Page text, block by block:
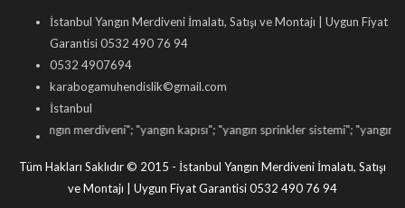
İstanbul Yangın Merdiveni İmalatı, Satışı ve Montajı | Uygun Fiyat
Garantisi 0532 490 76 94
0532 4907694
karabogamuhendislik©gmail.com
İstanbul
yangın merdiveni"; "yangın kapısı"; "yangın sprinkler sistemi"; "yangın dolabı
Tüm Hakları Saklıdır © 2015 - İstanbul Yangın Merdiveni İmalatı, Satışı
ve Montajı | Uygun Fiyat Garantisi 0532 490 76 94